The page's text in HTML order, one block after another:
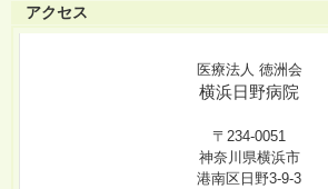
アクセス
医療法人 徳洲会
横浜日野病院
〒234-0051
神奈川県横浜市
港南区日野3-9-3